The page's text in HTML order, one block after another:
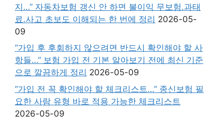
지…” 자동차보험 갱신 안 하면 불이익 무보험.과태
료.사고 초보도 이해되는 한 번에 정리 2026-05-
09
“가입 후 후회하지 않으려면 반드시 확인해야 할 사
항들…” 보험 가입 전 기본 알아보기 전에 최신 기준
으로 깔끔하게 정리 2026-05-09
“가입 전 꼭 확인해야 할 체크리스트…” 종신보험 필
요한 사람 유형 바로 적용 가능한 체크리스트
2026-05-09